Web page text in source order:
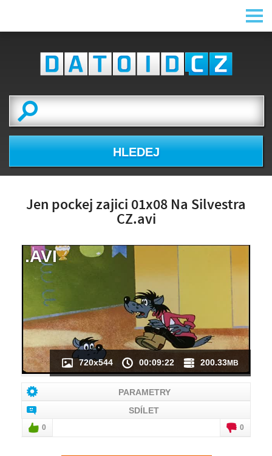
HLEDEJ
Jen pockej zajici 01x08 Na Silvestra
CZ.avi
720x544 00:09:22 200.33MB
.AVI
PARAMETRY
SDÍLET
0 0